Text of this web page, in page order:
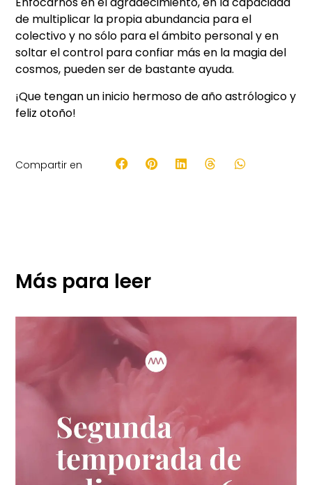
de multiplicar la propia abundancia para el
colectivo y no sólo para el ámbito personal y en
soltar el control para confiar más en la magia del
cosmos, pueden ser de bastante ayuda.
¡Que tengan un inicio hermoso de año astrólogico y
feliz otoño!
Compartir en
Más para leer